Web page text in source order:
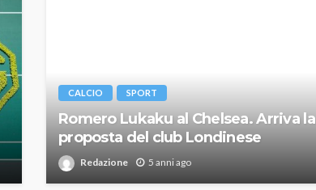
CALCIO SPORT
Romero Lukaku al Chelsea. Arriva la
proposta del club Londinese
Redazione 5 anni ago